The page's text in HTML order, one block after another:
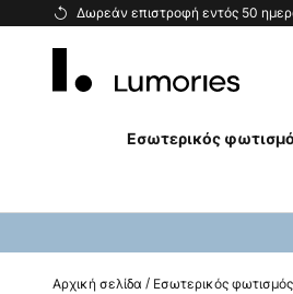
Δωρεάν επιστροφή εντός 50
Μετάβαση
Εσωτερικός
Αρχική σελίδα Εσωτερικός φωτισμός